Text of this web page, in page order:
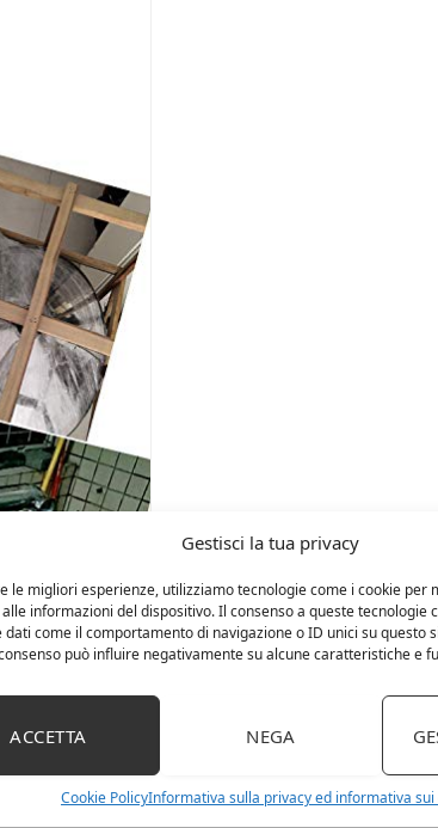
Gestisci la tua privacy
le migliori esperienze, utilizziamo tecnologie come i cookie per
informazioni del dispositivo. Il consenso a queste tecnologie
come il comportamento di navigazione o ID unici su questo
può influire negativamente su alcune caratteristiche e
ACCETTA NEGA
Cookie PolicyInformativa sulla privacy ed informativa sui
più solido e durevole.